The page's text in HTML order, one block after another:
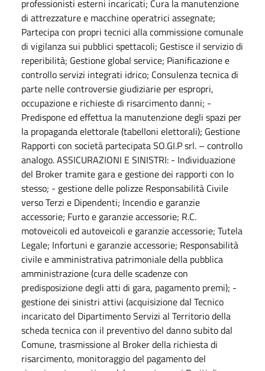
professionisti esterni incaricati; Cura la manutenzione
di attrezzature e macchine operatrici assegnate;
Partecipa con propri tecnici alla commissione comunale
di vigilanza sui pubblici spettacoli; Gestisce il servizio di
reperibilità; Gestione global service; Pianificazione e
controllo servizi integrati idrico; Consulenza tecnica di
parte nelle controversie giudiziarie per espropri,
occupazione e richieste di risarcimento danni; -
Predispone ed effettua la manutenzione degli spazi per
la propaganda elettorale (tabelloni elettorali); Gestione
Rapporti con società partecipata SO.GI.P srl. – controllo
analogo. ASSICURAZIONI E SINISTRI: - Individuazione
del Broker tramite gara e gestione dei rapporti con lo
stesso; - gestione delle polizze Responsabilità Civile
verso Terzi e Dipendenti; Incendio e garanzie
accessorie; Furto e garanzie accessorie; R.C.
motoveicoli ed autoveicoli e garanzie accessorie; Tutela
Legale; Infortuni e garanzie accessorie; Responsabilità
civile e amministrativa patrimoniale della pubblica
amministrazione (cura delle scadenze con
predisposizione degli atti di gara, pagamento premi); -
gestione dei sinistri attivi (acquisizione dal Tecnico
incaricato del Dipartimento Servizi al Territorio della
scheda tecnica con il preventivo del danno subito dal
Comune, trasmissione al Broker della richiesta di
risarcimento, monitoraggio del pagamento del